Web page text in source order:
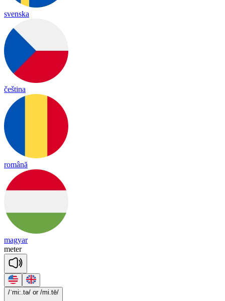
svenska
čeština
română
magyar
meter
/ˈmi:.tə/ or /mi.tē/